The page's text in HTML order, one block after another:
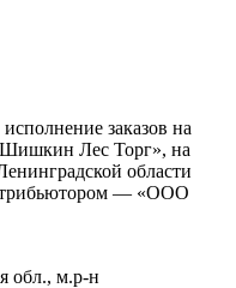
заказов на
Лес Торг», на
области
— «ООО
обл., м.р-н